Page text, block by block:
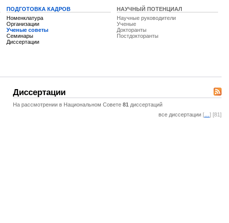
ПОДГОТОВКА КАДРОВ
Номенклатура
Организации
Ученые советы
Семинары
Диссертации
НАУЧНЫЙ ПОТЕНЦИАЛ
Научные руководители
Ученые
Докторанты
Постдокторанты
Диссертации
На рассмотрении в Национальном Совете 81 диссертаций
все диссертации [ ] [81]